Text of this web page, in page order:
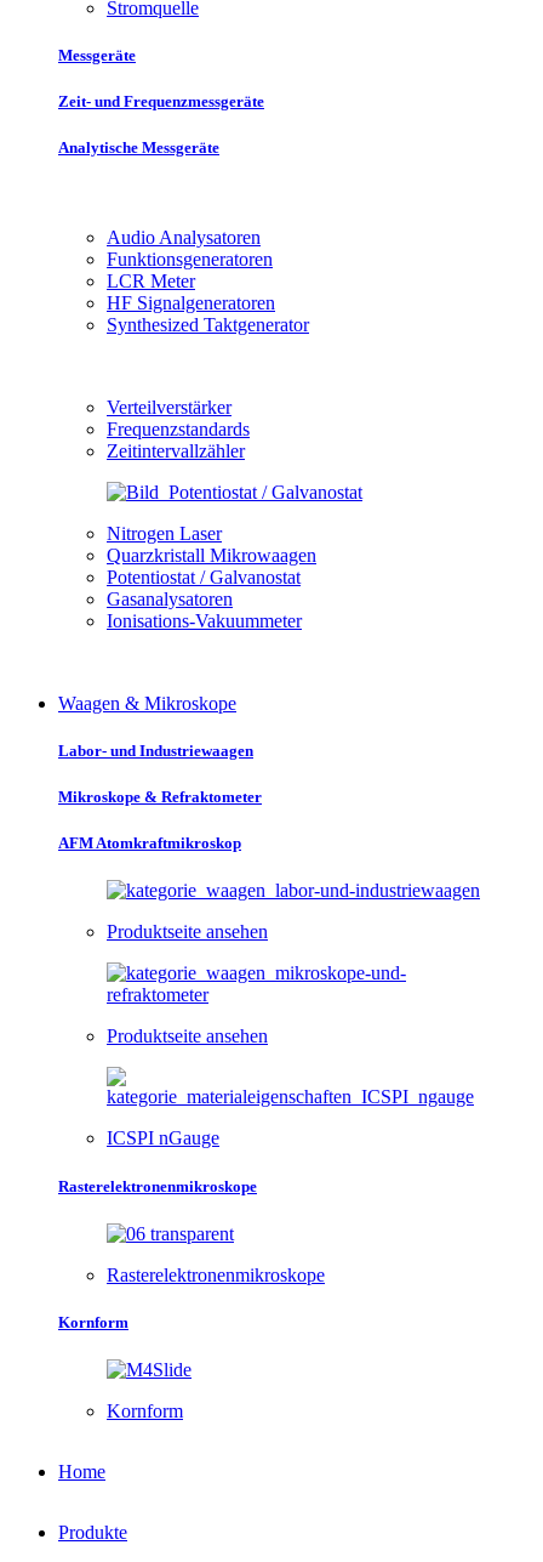
Stromquelle
Messgeräte
Zeit- und Frequenzmessgeräte
Analytische Messgeräte
Audio Analysatoren
Funktionsgeneratoren
LCR Meter
HF Signalgeneratoren
Synthesized Taktgenerator
Verteilverstärker
Frequenzstandards
Zeitintervallzähler
Nitrogen Laser
Quarzkristall Mikrowaagen
Potentiostat / Galvanostat
Gasanalysatoren
Ionisations-Vakuummeter
Waagen & Mikroskope
Labor- und Industriewaagen
Mikroskope & Refraktometer
AFM Atomkraftmikroskop
Produktseite ansehen
Produktseite ansehen
ICSPI nGauge
Rasterelektronenmikroskope
Rasterelektronenmikroskope
Kornform
Kornform
Home
Produkte